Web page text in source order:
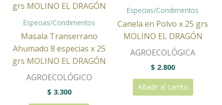
Especias/Condimentos
Masala Transerrano
Ahumado 8 especias x 25
grs MOLINO EL DRAGÓN
AGROECOLÓGICO
$ 3.300
Especias/Condimentos
Canela en Polvo x 25 grs
MOLINO EL DRAGÓN
AGROECOLÓGICA
$ 2.800
Añadir al carrito